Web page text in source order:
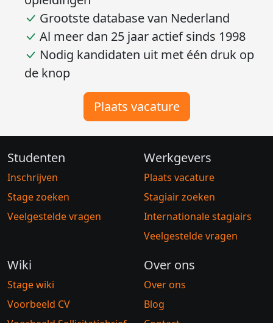
Stagiairs van alle niveaus en
opleidingen
Grootste database van Nederland
Al meer dan 25 jaar actief sinds 1998
Plaats vacature
Studenten
Inschrijven
Werkgevers
Plaats vacature
Stagiair zoeken
Veelgestelde vragen
Wiki
Stage wiki
Over ons
Over ons